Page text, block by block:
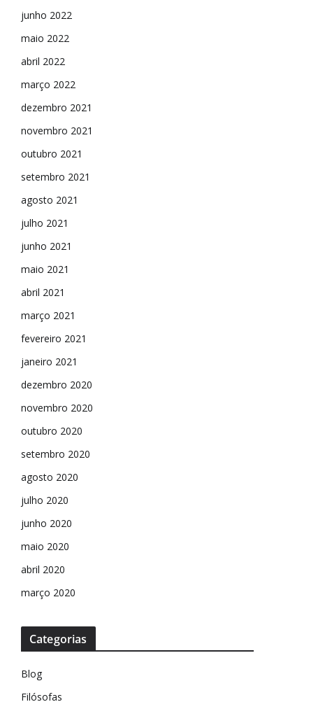
junho 2022
maio 2022
abril 2022
março 2022
dezembro 2021
novembro 2021
outubro 2021
setembro 2021
agosto 2021
julho 2021
junho 2021
maio 2021
abril 2021
março 2021
fevereiro 2021
janeiro 2021
dezembro 2020
novembro 2020
outubro 2020
setembro 2020
agosto 2020
julho 2020
junho 2020
maio 2020
abril 2020
março 2020
Categorias
Blog
Filósofas